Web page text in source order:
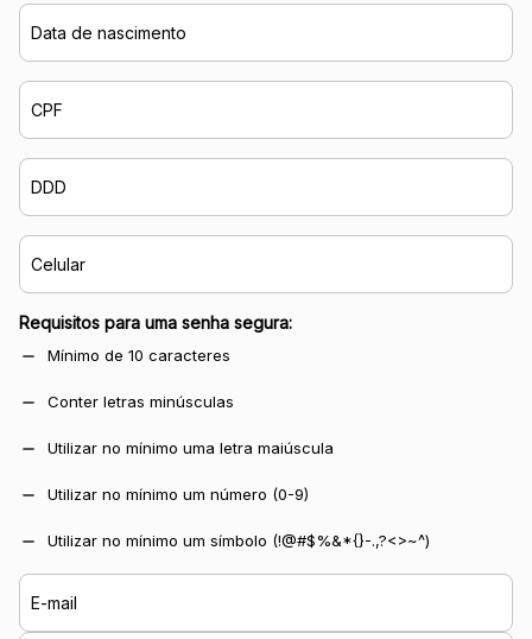
Data de nascimento
CPF
DDD
Celular
E-mail
Requisitos para uma senha segura:
Mínimo de 10 caracteres
Conter letras minúsculas
Utilizar no mínimo uma letra maiúscula
Utilizar no mínimo um número (0-9)
Utilizar no mínimo um símbolo (!@#$%&*{}-.,?<>~^)